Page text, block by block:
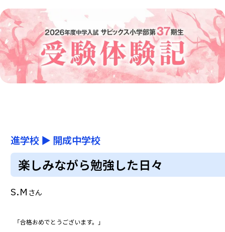
進学校 ▶ 開成中学校
楽しみながら勉強した日々
S.M さん
「合格おめでとうございます。」